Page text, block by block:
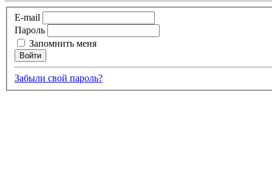
E-mail
Пароль
Запомнить меня
Забыли свой пароль?